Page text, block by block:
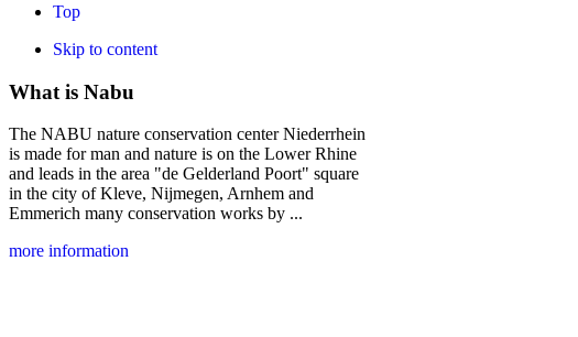
Top
Skip to content
What is Nabu
The NABU nature conservation center Niederrhein
is made for man and nature is on the Lower Rhine
and leads in the area "de Gelderland Poort" square
in the city of Kleve, Nijmegen, Arnhem and
Emmerich many conservation works by ...
more information